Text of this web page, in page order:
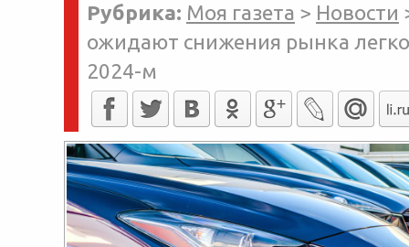
Рубрика: Моя газета > Новости
ожидают снижения рынка
2024-м